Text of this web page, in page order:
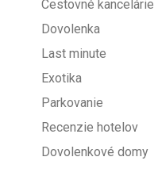
Cestovné kancelárie
Dovolenka
Last minute
Exotika
Parkovanie
Recenzie hotelov
Dovolenkové domy